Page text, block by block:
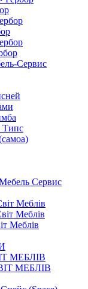
Сервис
Типс
Сервис
Меблів
Меблів
Меблів
МЕБЛІВ
МЕБЛІВ